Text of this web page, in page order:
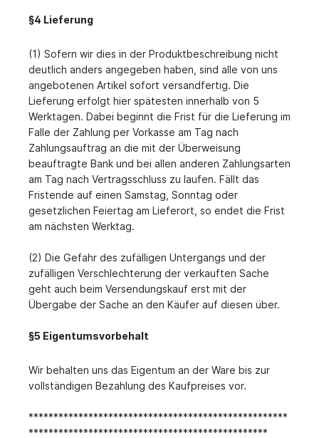
§4 Lieferung
(1) Sofern wir dies in der Produktbeschreibung nicht
deutlich anders angegeben haben, sind alle von uns
angebotenen Artikel sofort versandfertig. Die
Lieferung erfolgt hier spätesten innerhalb von 5
Werktagen. Dabei beginnt die Frist für die Lieferung im
Falle der Zahlung per Vorkasse am Tag nach
Zahlungsauftrag an die mit der Überweisung
beauftragte Bank und bei allen anderen Zahlungsarten
am Tag nach Vertragsschluss zu laufen. Fällt das
Fristende auf einen Samstag, Sonntag oder
gesetzlichen Feiertag am Lieferort, so endet die Frist
am nächsten Werktag.
(2) Die Gefahr des zufälligen Untergangs und der
zufälligen Verschlechterung der verkauften Sache
geht auch beim Versendungskauf erst mit der
Übergabe der Sache an den Käufer auf diesen über.
§5 Eigentumsvorbehalt
Wir behalten uns das Eigentum an der Ware bis zur
vollständigen Bezahlung des Kaufpreises vor.
****************************************************
************************************************